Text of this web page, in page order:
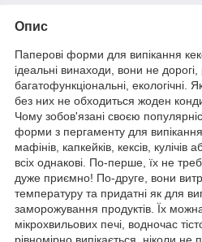
Опис
Паперові форми для випікання
ідеальні винаходи, вони не дорогі,
багатофункціональні,
без них не обходиться жоден
Чому зобов'язані своєю
форми з пергаменту для
мафінів, капкейків, кексів,
всіх однакові. По-перше, їх не
дуже приємно! По-друге, вони
температуру та придатні як для
заморожування продуктів. Їх
мікрохвильових печі, водночас
рівномірно випікається, ніколи не